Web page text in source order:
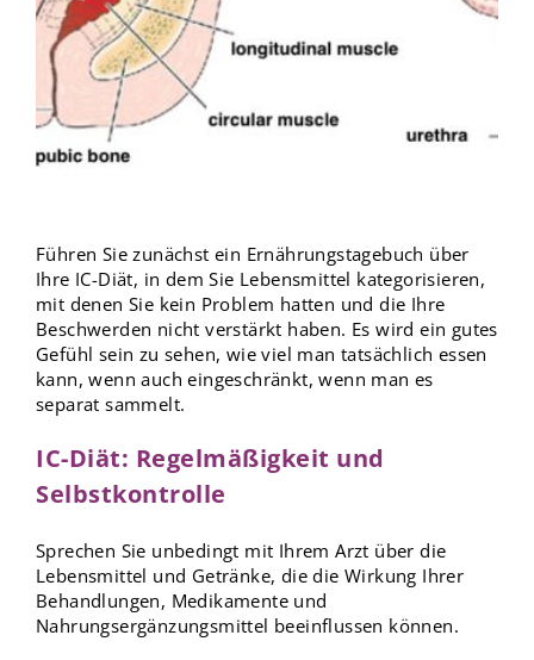
Führen Sie zunächst ein Ernährungstagebuch über
Ihre IC-Diät, in dem Sie Lebensmittel kategorisieren,
mit denen Sie kein Problem hatten und die Ihre
Beschwerden nicht verstärkt haben. Es wird ein gutes
Gefühl sein zu sehen, wie viel man tatsächlich essen
kann, wenn auch eingeschränkt, wenn man es
separat sammelt.
IC-Diät: Regelmäßigkeit und
Selbstkontrolle
Sprechen Sie unbedingt mit Ihrem Arzt über die
Lebensmittel und Getränke, die die Wirkung Ihrer
Behandlungen, Medikamente und
Nahrungsergänzungsmittel beeinflussen können.